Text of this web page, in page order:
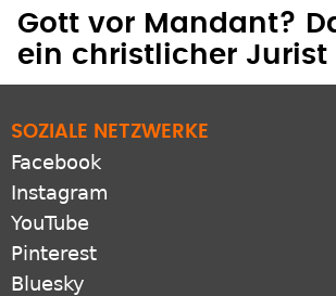
Gott vor Mandant?
ein christlicher Jurist
SOZIALE NETZWERKE
Facebook
Instagram
YouTube
Pinterest
Bluesky